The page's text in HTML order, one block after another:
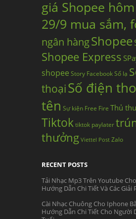
giá Shopee
29/9 mua sắm,
ngân hàngShopee
Shopee Express
shopee Story FacebookSố lạ
thoạiSố điện
tên Sự kiện Free Fire Thủ
Tiktoktiktok paylater
thưởng Viettel Post Zalo
RECENT POSTS
Tải Nhạc Mp3 Trên Youtube
Hướng Dẫn Chi Tiết Và Các Giải
Cài Nhạc Chuông Cho Iphone
Hướng Dẫn Chi Tiết Cho Người